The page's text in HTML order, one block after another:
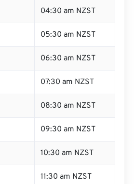
04:30 am NZST
05:30 am NZST
06:30 am NZST
07:30 am NZST
08:30 am NZST
09:30 am NZST
10:30 am NZST
11:30 am NZST